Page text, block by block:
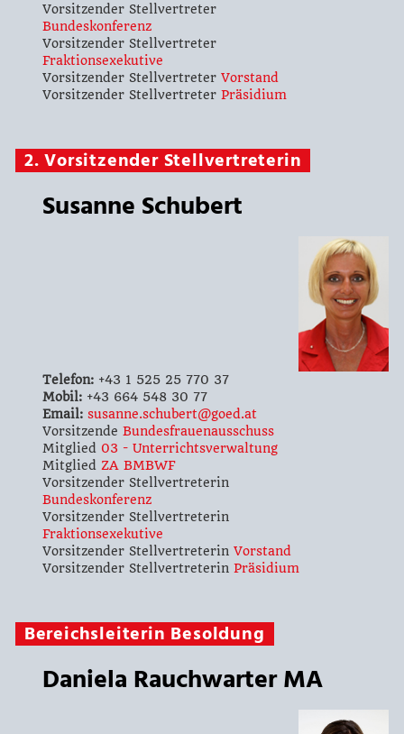
Vorsitzender Stellvertreter
Bundeskonferenz
Vorsitzender Stellvertreter
Fraktionsexekutive
Vorsitzender Stellvertreter Vorstand
Vorsitzender Stellvertreter Präsidium
2. Vorsitzender Stellvertreterin
Susanne Schubert
Telefon:+43 1 525 25 770 37
Mobil:+43 664 548 30 77
Email: susanne.schubert@goed.at
Vorsitzende Bundesfrauenausschuss
Mitglied 03 - Unterrichtsverwaltung
Mitglied ZA BMBWF
Vorsitzender Stellvertreterin
Bundeskonferenz
Vorsitzender Stellvertreterin
Fraktionsexekutive
Vorsitzender Stellvertreterin Vorstand
Vorsitzender Stellvertreterin Präsidium
Bereichsleiterin Besoldung
Daniela Rauchwarter MA